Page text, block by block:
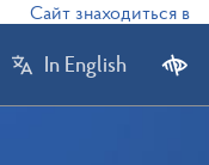
Сайт знаходиться в
In English